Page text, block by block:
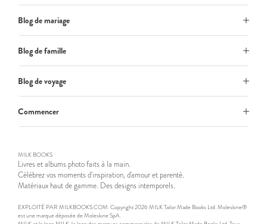
Blog de mariage
Blog de famille
Blog de voyage
Commencer
MILK BOOKS
Livres et albums photo faits à la main.
Célébrez vos moments d'inspiration, d'amour et parenté.
Matériaux haut de gamme. Des designs intemporels.
EXPLOITÉ PAR MILKBOOKS.COM. Copyright 2026 MILK Tailor Made Books Ltd. Moleskine®
est une marque déposée de Moleskine SpA.